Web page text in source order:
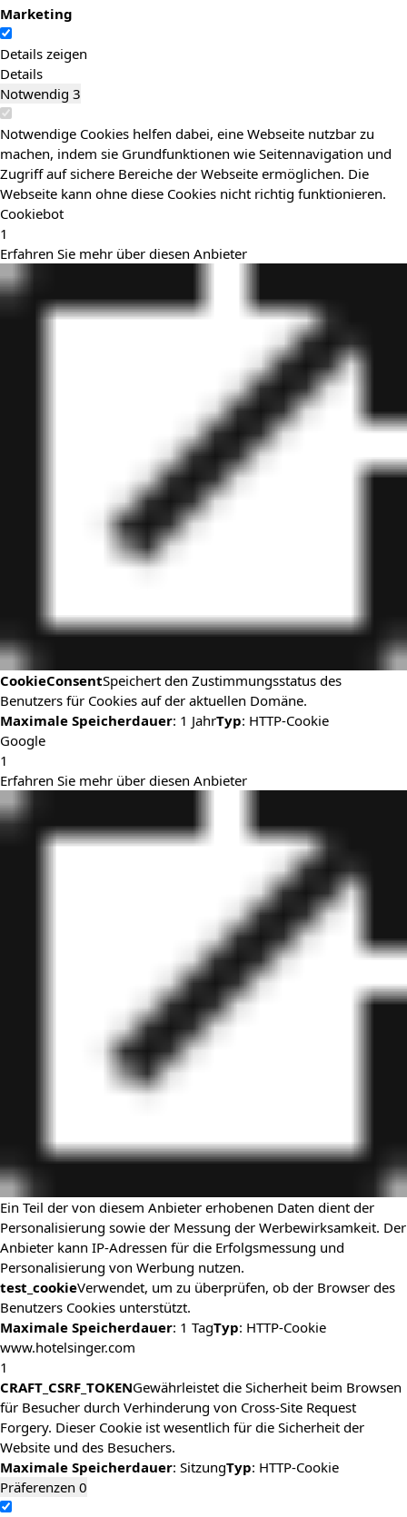
Marketing
Details zeigen
Details
Notwendig 3
Notwendige Cookies helfen dabei, eine Webseite nutzbar zu
machen, indem sie Grundfunktionen wie Seitennavigation und
Zugriff auf sichere Bereiche der Webseite ermöglichen. Die
Webseite kann ohne diese Cookies nicht richtig funktionieren.
Cookiebot
1
Erfahren Sie mehr über diesen Anbieter
CookieConsentSpeichert den Zustimmungsstatus des
Benutzers für Cookies auf der aktuellen Domäne.
Maximale Speicherdauer: 1 JahrTyp: HTTP-Cookie
Google
1
Erfahren Sie mehr über diesen Anbieter
Ein Teil der von diesem Anbieter erhobenen Daten dient der
Personalisierung sowie der Messung der Werbewirksamkeit. Der
Anbieter kann IP-Adressen für die Erfolgsmessung und
Personalisierung von Werbung nutzen.
test_cookieVerwendet, um zu überprüfen, ob der Browser des
Benutzers Cookies unterstützt.
Maximale Speicherdauer: 1 TagTyp: HTTP-Cookie
www.hotelsinger.com
1
CRAFT_CSRF_TOKENGewährleistet die Sicherheit beim Browsen
für Besucher durch Verhinderung von Cross-Site Request
Forgery. Dieser Cookie ist wesentlich für die Sicherheit der
Website und des Besuchers.
Maximale Speicherdauer: SitzungTyp: HTTP-Cookie
Präferenzen 0